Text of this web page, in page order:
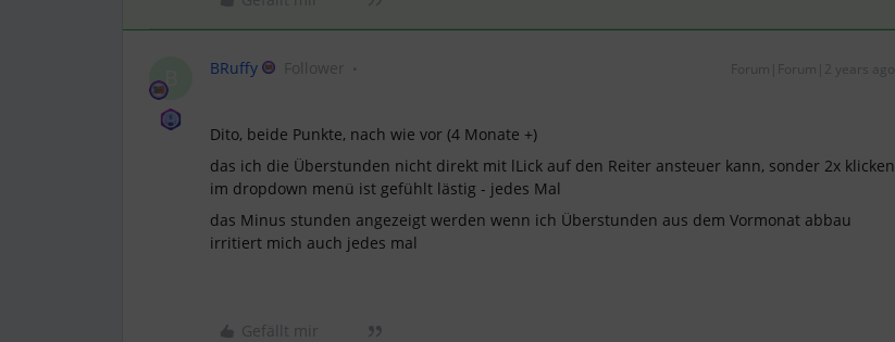
B BRuffy Follower Forum|Forum|2 years ago
Dito, beide Punkte, nach wie vor (4 Monate +)
das ich die Überstunden nicht direkt mit lLick auf den Reiter ansteuer kann, sonder 2x klicken
im dropdown menü ist gefühlt lästig - jedes Mal
das Minus stunden angezeigt werden wenn ich Überstunden aus dem Vormonat abbau
irritiert mich auch jedes mal
Gefällt mir